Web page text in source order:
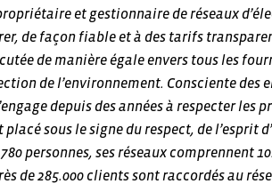
et gestionnaire de réseaux
de façon fiable et à des tarifs
de manière égale envers tous les
de l’environnement. Consciente des
depuis des années à respecter les
sous le signe du respect, de l’esprit
personnes, ses réseaux comprennent
de 285.000 clients sont raccordés au